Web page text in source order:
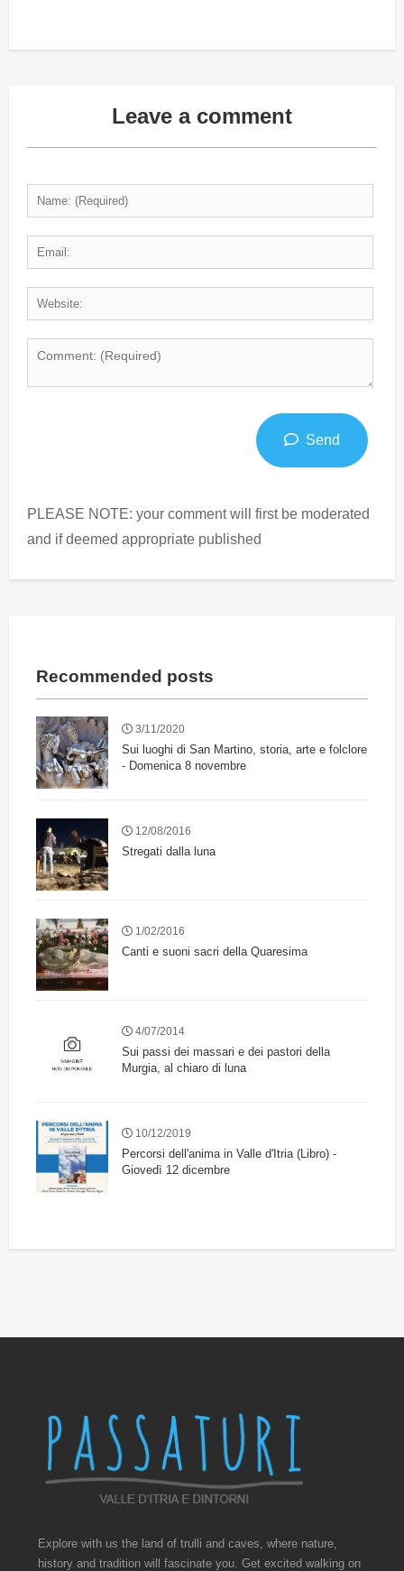
Leave a comment
Send
PLEASE NOTE: your comment will first be moderated
and if deemed appropriate published
Recommended posts
3/11/2020
Sui luoghi di San Martino, storia, arte e folclore
- Domenica 8 novembre
12/08/2016
Stregati dalla luna
1/02/2016
Canti e suoni sacri della Quaresima
4/07/2014
Sui passi dei massari e dei pastori della
Murgia, al chiaro di luna
10/12/2019
Percorsi dell'anima in Valle d'Itria (Libro) -
Giovedì 12 dicembre
Explore with us the land of trulli and caves, where nature,
history and tradition will fascinate you. Get excited walking on